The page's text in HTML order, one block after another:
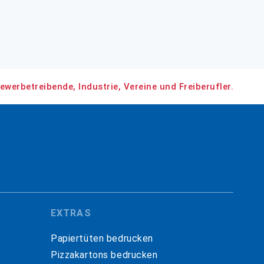
Industrie, Vereine und Freiberufler.
EXTRAS
Papiertüten bedrucken
Pizzakartons bedrucken